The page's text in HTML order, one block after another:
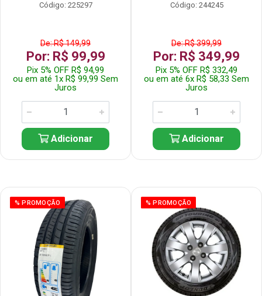
Código: 225297
De: R$ 149,99
Por: R$ 99,99
Pix 5% OFF R$ 94,99
ou em até 1x R$ 99,99 Sem
Juros
Adicionar
Código: 244245
De: R$ 399,99
Por: R$ 349,99
Pix 5% OFF R$ 332,49
ou em até 6x R$ 58,33 Sem
Juros
Adicionar
% PROMOÇÃO % PROMOÇÃO